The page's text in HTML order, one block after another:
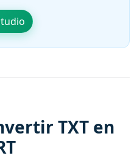
TXT en